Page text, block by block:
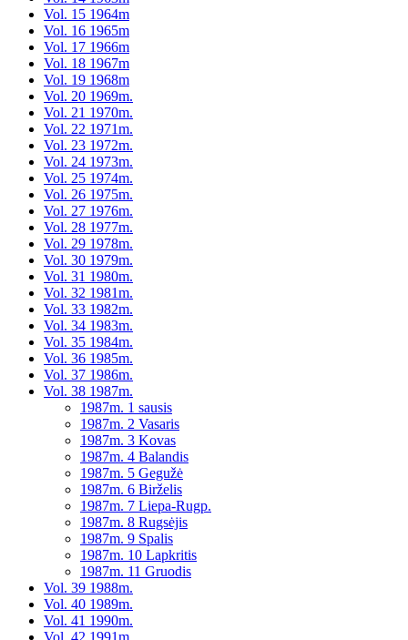
Vol. 15 1964m
Vol. 16 1965m
Vol. 17 1966m
Vol. 18 1967m
Vol. 19 1968m
Vol. 20 1969m.
Vol. 21 1970m.
Vol. 22 1971m.
Vol. 23 1972m.
Vol. 24 1973m.
Vol. 25 1974m.
Vol. 26 1975m.
Vol. 27 1976m.
Vol. 28 1977m.
Vol. 29 1978m.
Vol. 30 1979m.
Vol. 31 1980m.
Vol. 32 1981m.
Vol. 33 1982m.
Vol. 34 1983m.
Vol. 35 1984m.
Vol. 36 1985m.
Vol. 37 1986m.
Vol. 38 1987m.
1987m. 1 sausis
1987m. 2 Vasaris
1987m. 3 Kovas
1987m. 4 Balandis
1987m. 5 Gegužė
1987m. 6 Birželis
1987m. 7 Liepa-Rugp.
1987m. 8 Rugsėjis
1987m. 9 Spalis
1987m. 10 Lapkritis
1987m. 11 Gruodis
Vol. 39 1988m.
Vol. 40 1989m.
Vol. 41 1990m.